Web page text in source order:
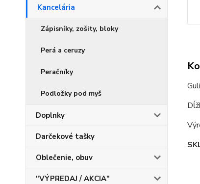
Kancelária
Zápisníky, zošity, bloky
Perá a ceruzy
Peračníky
Podložky pod myš
Doplnky
Darčekové tašky
Oblečenie, obuv
"VÝPREDAJ / AKCIA"